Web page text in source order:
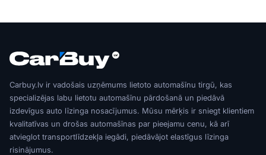
Carbuy.lv ir vadošais uzņēmums lietoto automašīnu tirgū, kas
specializējas labu lietotu automašīnu pārdošanā un piedāvā
izdevīgus auto līzinga nosacījumus. Mūsu mērķis ir sniegt klientiem
kvalitatīvas un drošas automašīnas par pieejamu cenu, kā arī
atvieglot transportlīdzekļa iegādi, piedāvājot elastīgus līzinga
risinājumus.